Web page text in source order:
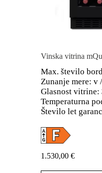
Vinska vitrina
Max. število
Zunanje mere: v
Glasnost vitrine:
Temperaturna
Število let
1.530,00 €